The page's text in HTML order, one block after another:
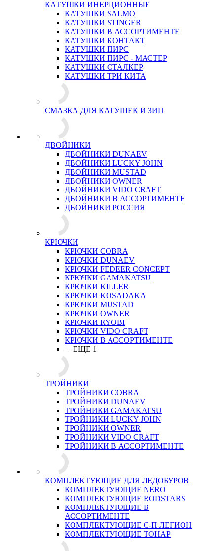
КАТУШКИ ИНЕРЦИОННЫЕ
КАТУШКИ SALMO
КАТУШКИ STINGER
КАТУШКИ В АССОРТИМЕНТЕ
КАТУШКИ КОНТАКТ
КАТУШКИ ПИРС
КАТУШКИ ПИРС - МАСТЕР
КАТУШКИ СТАЛКЕР
КАТУШКИ ТРИ КИТА
СМАЗКА ДЛЯ КАТУШЕК И ЗИП
ДВОЙНИКИ
ДВОЙНИКИ DUNAEV
ДВОЙНИКИ LUCKY JOHN
ДВОЙНИКИ MUSTAD
ДВОЙНИКИ OWNER
ДВОЙНИКИ VIDO CRAFT
ДВОЙНИКИ В АССОРТИМЕНТЕ
ДВОЙНИКИ РОССИЯ
КРЮЧКИ
КРЮЧКИ COBRA
КРЮЧКИ DUNAEV
КРЮЧКИ FEDEER CONCEPT
КРЮЧКИ GAMAKATSU
КРЮЧКИ KILLER
КРЮЧКИ KOSADAKA
КРЮЧКИ MUSTAD
КРЮЧКИ OWNER
КРЮЧКИ RYOBI
КРЮЧКИ VIDO CRAFT
КРЮЧКИ В АССОРТИМЕНТЕ
+ ЕЩЕ 1
ТРОЙНИКИ
ТРОЙНИКИ COBRA
ТРОЙНИКИ DUNAEV
ТРОЙНИКИ GAMAKATSU
ТРОЙНИКИ LUCKY JOHN
ТРОЙНИКИ OWNER
ТРОЙНИКИ VIDO CRAFT
ТРОЙНИКИ В АССОРТИМЕНТЕ
КОМПЛЕКТУЮЩИЕ ДЛЯ ЛЕДОБУРОВ
КОМПЛЕКТУЮЩИЕ NERO
КОМПЛЕКТУЮЩИЕ RODSTARS
КОМПЛЕКТУЮЩИЕ В
АССОРТИМЕНТЕ
КОМПЛЕКТУЮЩИЕ С-П ЛЕГИОН
КОМПЛЕКТУЮЩИЕ ТОНАР